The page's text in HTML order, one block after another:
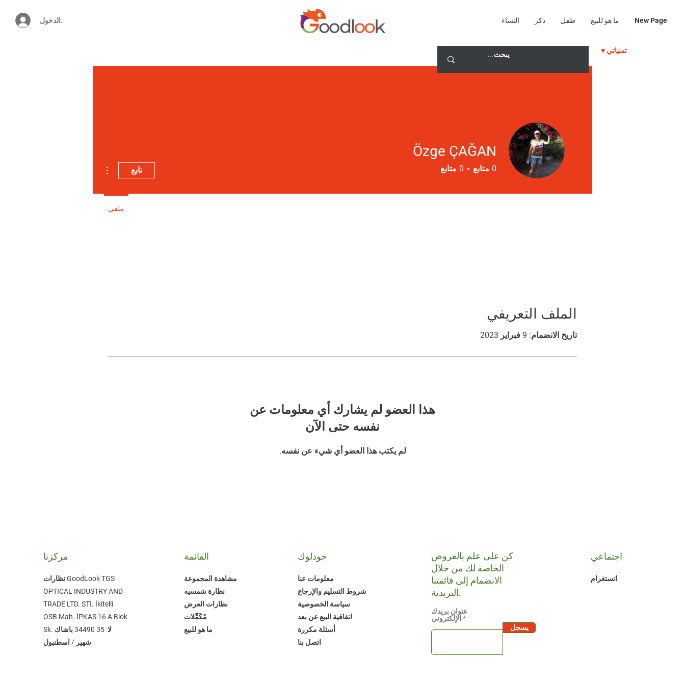
تسجيل الدخول النساء ذكر طفل ما هو للبيع New Page
♥ تمنياتي
الملف التعريفي
تاريخ الانضمام: 9 فبراير 2023
هذا العضو لم يشارك أي معلومات عن
نفسه حتى الآن
لم يكتب هذا العضو أي شيء عن نفسه.
Özge ÇAĞAN
0 متابع 0 متابع تابع
ملفي
مركزنا
نظارات GoodLook TGS
OPTICAL INDUSTRY AND
TRADE LTD. STI. ​İkitelli
OSB Mah. İPKAS 16 A Blok
Sk. لا: 35 ​34490 باشاك
شهير / اسطنبول
القائمة
مشاهدة المجموعة
نظارة شمسيه
نظارات العرض
مُكَمِّلات
ما هو للبيع
جودلوك
معلومات عنا
شروط التسليم والإرجاع
سياسة الخصوصية
اتفاقية البيع عن بعد
أسئلة مكررة
اتصل بنا
كن على علم بالعروض
الخاصة لك من خلال
الانضمام إلى قائمتنا
البريدية.
عنوان بريدك
الإلكتروني
يسجل
اجتماعي
انستغرام